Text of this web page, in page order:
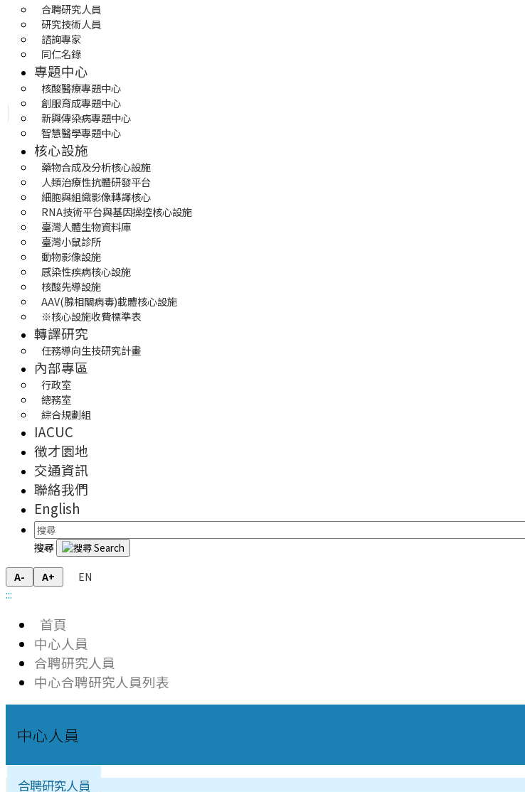
合聘研究人員
研究技術人員
諮詢專家
同仁名錄
專題中心
核酸醫療專題中心
創服育成專題中心
新興傳染病專題中心
智慧醫學專題中心
核心設施
藥物合成及分析核心設施
人類治療性抗體研發平台
細胞與組織影像轉譯核心
RNA技術平台與基因操控核心設施
臺灣人體生物資料庫
臺灣小鼠診所
動物影像設施
感染性疾病核心設施
核酸先導設施
AAV(腺相關病毒)載體核心設施
※核心設施收費標準表
轉譯研究
任務導向生技研究計畫
內部專區
行政室
總務室
綜合規劃組
IACUC
徵才園地
交通資訊
聯絡我們
English
搜尋
A- A+
EN
:::
首頁
中心人員
合聘研究人員
中心合聘研究人員列表
中心人員
合聘研究人員